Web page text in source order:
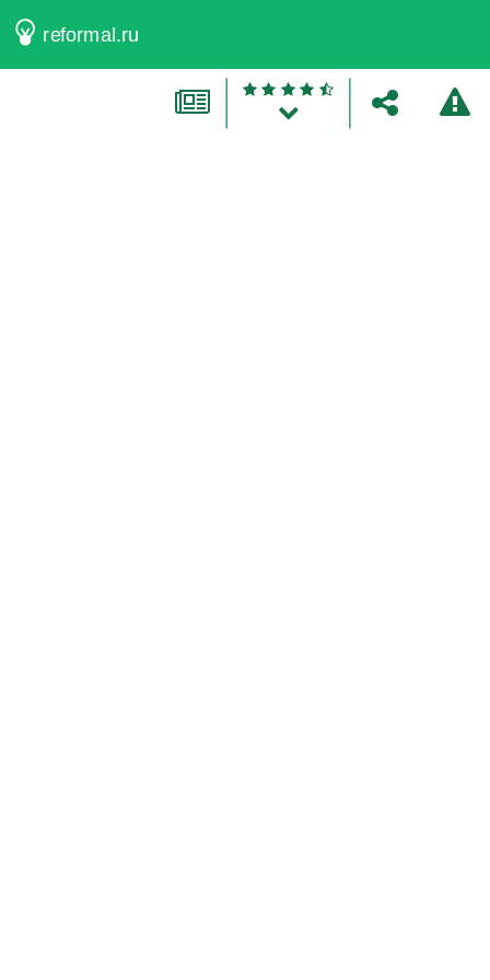
reformal.ru